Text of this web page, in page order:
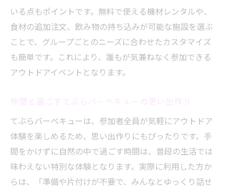
場選び
快適なてぶらバーベキューを叶える会場ア
イディア
いる点もポイントです。無料で使える機材レンタルや、
食材の追加注文、飲み物の持ち込みが可能な施設を選ぶ
ことで、グループごとのニーズに合わせたカスタマイズ
も簡単です。これにより、誰もが気兼ねなく参加できる
アウトドアイベントとなります。
てぶらバーベキューは、参加者全員が気軽にアウトドア
体験を楽しめるため、思い出作りにもぴったりです。手
間をかけずに自然の中で過ごす時間は、普段の生活では
味わえない特別な体験となります。実際に利用した方か
らは、「準備や片付けが不要で、みんなとゆっくり話せ